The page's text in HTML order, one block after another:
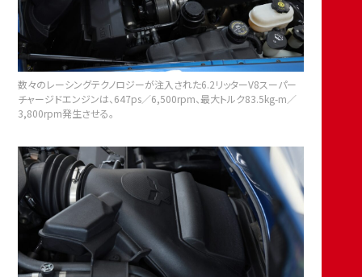
数々のレーシングテクノロジーが注入された6.2リッターV8スーパー
チャージドエンジンは、647ps／6,500rpm、最大トルク83.5kg-m／
3,800rpm発生させる。